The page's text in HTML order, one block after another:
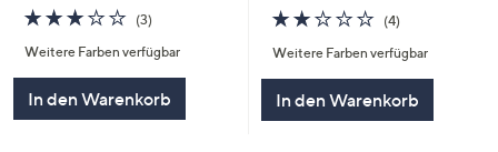
3.0
von
5
(3)3
Weitere Farben verfügbar
In den Warenkorb
2.0
von
5
(4)4
Weitere Farben verfügbar
In den Warenkorb